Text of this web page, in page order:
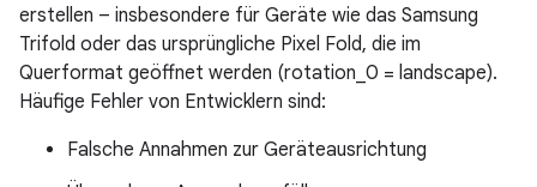
erstellen – insbesondere für Geräte wie das Samsung
Trifold oder das ursprüngliche Pixel Fold, die im
Querformat geöffnet werden (rotation_0 = landscape).
Häufige Fehler von Entwicklern sind:
Falsche Annahmen zur Geräteausrichtung